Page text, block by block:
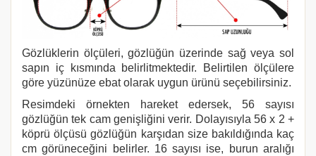
Gözlüklerin ölçüleri, gözlüğün üzerinde sağ veya sol
sapın iç kısmında belirlitmektedir. Belirtilen ölçülere
göre yüzünüze ebat olarak uygun ürünü seçebilirsiniz.
Resimdeki örnekten hareket edersek, 56 sayısı
gözlüğün tek cam genişliğini verir. Dolayısıyla 56 x 2 +
köprü ölçüsü gözlüğün karşıdan size bakıldığında kaç
cm görüneceğini belirler. 16 sayısı ise, burun aralığı